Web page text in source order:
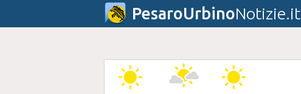
PesaroUrbinoNotizie.it